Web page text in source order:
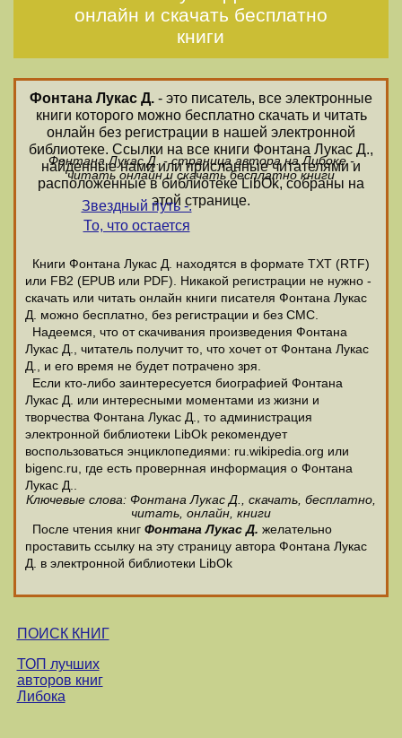
онлайн и скачать бесплатно
книги
Фонтана Лукас Д. - это писатель, все электронные
книги которого можно бесплатно скачать и читать
онлайн без регистрации в нашей электронной
библиотеке. Ссылки на все книги Фонтана Лукас Д.,
найденные нами или присланные читателями и
расположенные в библиотеке LibOk, собраны на
этой странице.
Фонтана Лукас Д. - страница автора на Либоке -
читать онлайн и скачать бесплатно книги
Звездный путь -.
То, что остается
Книги Фонтана Лукас Д. находятся в формате ТХТ (RTF)
или FB2 (EPUB или PDF). Никакой регистрации не нужно -
скачать или читать онлайн книги писателя Фонтана Лукас
Д. можно бесплатно, без регистрации и без СМС.
Надеемся, что от скачивания произведения Фонтана
Лукас Д., читатель получит то, что хочет от Фонтана Лукас
Д., и его время не будет потрачено зря.
Если кто-либо заинтересуется биографией Фонтана
Лукас Д. или интересными моментами из жизни и
творчества Фонтана Лукас Д., то администрация
электронной библиотеки LibOk рекомендует
воспользоваться энциклопедиями: ru.wikipedia.org или
bigenc.ru, где есть провернная информация о Фонтана
Лукас Д..
Ключевые слова: Фонтана Лукас Д., скачать, бесплатно,
читать, онлайн, книги
После чтения книг Фонтана Лукас Д. желательно
проставить ссылку на эту страницу автора Фонтана Лукас
Д. в электронной библиотеки LibOk
ПОИСК КНИГ
ТОП лучших
авторов книг
Либока